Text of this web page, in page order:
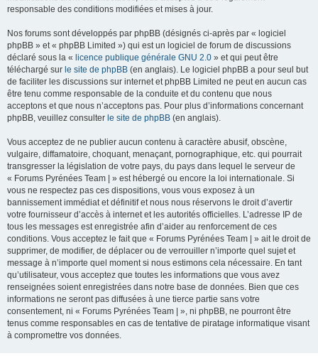
responsable des conditions modifiées et mises à jour.
Nos forums sont développés par phpBB (désignés ci-après par « logiciel
phpBB » et « phpBB Limited ») qui est un logiciel de forum de discussions
déclaré sous la « licence publique générale GNU 2.0 » et qui peut être
téléchargé sur le site de phpBB (en anglais). Le logiciel phpBB a pour seul but
de faciliter les discussions sur internet et phpBB Limited ne peut en aucun cas
être tenu comme responsable de la conduite et du contenu que nous
acceptons et que nous n’acceptons pas. Pour plus d’informations concernant
phpBB, veuillez consulter le site de phpBB (en anglais).
Vous acceptez de ne publier aucun contenu à caractère abusif, obscène,
vulgaire, diffamatoire, choquant, menaçant, pornographique, etc. qui pourrait
transgresser la législation de votre pays, du pays dans lequel le serveur de
« Forums Pyrénées Team | » est hébergé ou encore la loi internationale. Si
vous ne respectez pas ces dispositions, vous vous exposez à un
bannissement immédiat et définitif et nous nous réservons le droit d’avertir
votre fournisseur d’accès à internet et les autorités officielles. L’adresse IP de
tous les messages est enregistrée afin d’aider au renforcement de ces
conditions. Vous acceptez le fait que « Forums Pyrénées Team | » ait le droit de
supprimer, de modifier, de déplacer ou de verrouiller n’importe quel sujet et
message à n’importe quel moment si nous estimons cela nécessaire. En tant
qu’utilisateur, vous acceptez que toutes les informations que vous avez
renseignées soient enregistrées dans notre base de données. Bien que ces
informations ne seront pas diffusées à une tierce partie sans votre
consentement, ni « Forums Pyrénées Team | », ni phpBB, ne pourront être
tenus comme responsables en cas de tentative de piratage informatique visant
à compromettre vos données.